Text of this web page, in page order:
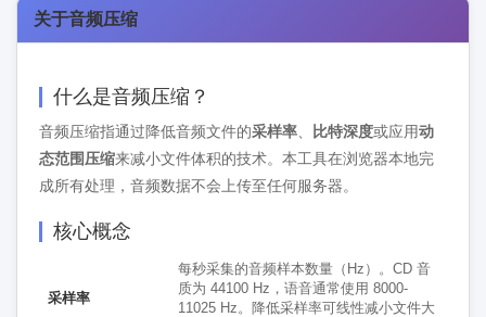
关于音频压缩
什么是音频压缩？
音频压缩指通过降低音频文件的采样率 比特深度或应用动
态范围压缩来减小文件体积的技术。本工具在浏览器本地完
成所有处理，音频数据不会上传至任何服务器。
核心概念
采样率
每秒采集的音频样本数量（Hz）。CD 音
质为 44100 Hz，语音通常使用 8000-
11025 Hz。降低采样率可线性减小文件大